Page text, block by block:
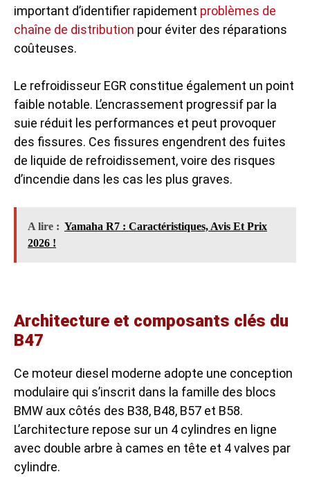
important d’identifier rapidement problèmes de
chaîne de distribution pour éviter des réparations
coûteuses.
Le refroidisseur EGR constitue également un point
faible notable. L’encrassement progressif par la
suie réduit les performances et peut provoquer
des fissures. Ces fissures engendrent des fuites
de liquide de refroidissement, voire des risques
d’incendie dans les cas les plus graves.
A lire : Yamaha R7 : Caractéristiques, Avis Et Prix
2026 !
Architecture et composants clés du
B47
Ce moteur diesel moderne adopte une conception
modulaire qui s’inscrit dans la famille des blocs
BMW aux côtés des B38, B48, B57 et B58.
L’architecture repose sur un 4 cylindres en ligne
avec double arbre à cames en tête et 4 valves par
cylindre.